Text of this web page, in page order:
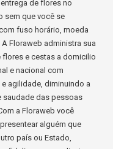
de flores no
sem que você se
fuso horário, moeda
Floraweb administra sua
flores e cestas a domicilio
e nacional com
e agilidade, diminuindo a
saudade das pessoas
a Floraweb você
alguém que
país ou Estado,